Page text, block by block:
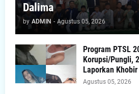
Dalima
by ADMIN - Agustus 05, 2026
Program PTSL
Korupsi/Pungli,
Laporkan
Agustus 05, 2026